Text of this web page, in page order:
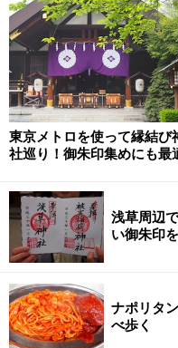
東京メトロを使って縁結び
社巡り！御朱印集めにも最
浅草周辺
い御朱印
ナポリタ
べ歩く